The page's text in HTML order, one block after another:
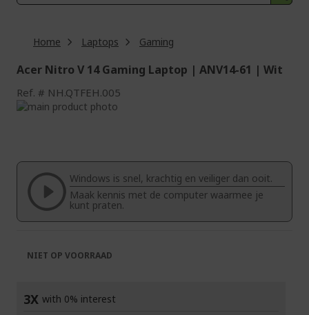
Home Laptops Gaming
Acer Nitro V 14 Gaming Laptop | ANV14-61 | Wit
Ref. NH.QTFEH.005
Ga
van
afbeeldingen-
gallerij
begin
afbeeldingen-
gallerij
Windows is snel, krachtig en veiliger dan ooit.
Maak kennis met de computer waarmee je
kunt praten.
NIET OP VOORRAAD
3X with 0% interest